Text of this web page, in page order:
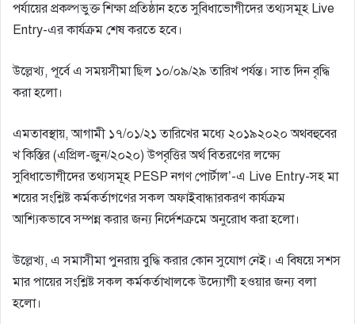
পর্যায়ের প্রকল্পভুক্ত শিক্ষা প্রতিষ্ঠান হতে সুবিধাভোগীদের তথ্যসমূহ Live
Entry-এর কার্যক্রম শেষ করতে হবে।
উল্লেখ্য, পূর্বে এ সময়সীমা ছিল ১০/০৯/২৯ তারিখ পর্যন্ত। সাত দিন বৃদ্ধি
করা হলো।
এমতাবস্থায়, আগামী ১৭/০১/২১ তারিখের মধ্যে ২০১৯২০২০ অথবহুবের
খ কিস্তির (এপ্রিল-জুন/২০২০) উপবৃত্তির অর্থ বিতরণের লক্ষ্যে
সুবিধাভােগীদের তথ্যসমূহ PESP নগণ পাের্টাল’-এ Live Entry-সহ মা
শয়ের সংশ্লিষ্ট কর্মকর্তাগণের সকল অফাইবান্ধারকরণ কার্যক্রম
আশ্যিকভাবে সম্পন্ন করার জন্য নির্দেশক্রমে অনুরােধ করা হলাে।
উল্লেখ্য, এ সমাসীমা পুনরায় বুদ্ধি করার কোন সুযােগ নেই। এ বিষয়ে সশস
মার পায়ের সংশ্লিষ্ট সকল কর্মকর্তাখালকে উদ্যোগী হওয়ার জন্য বলা
হলো।